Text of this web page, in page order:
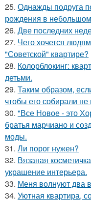
25. Однажды подруга
рождения в
26. Две последних
27. Чего хочется
"Советской" квартире?
28. Колорблокинг:
детьми.
29. Таким образом,
чтобы его собирали
30. "Все Новое - это
братья марчиано и
моды.
31. Ли порог нужен?
32. Вязаная
украшение интерьера.
33. Меня волнуют два
34. Уютная квартира,